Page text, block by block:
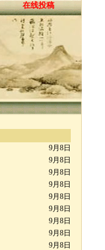
在线投稿
9月8日
9月8日
9月8日
9月8日
9月8日
9月8日
9月8日
9月8日
9月8日